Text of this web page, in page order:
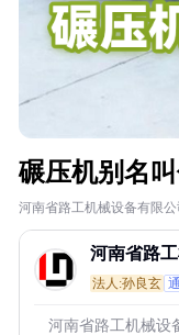
碾压机别名
河南省路工机械设备有限公
河南省路
法人:孙良玄
河南省路工机械设